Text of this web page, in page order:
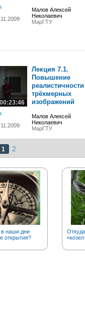
Малов Алексей
Николаевич
МарГТУ
00:23:46
Лекция 7.1.
Повышение
реалистичности
трёхмерных
изображений
Малов Алексей
Николаевич
МарГТУ
1 2
наши дни
открытия?